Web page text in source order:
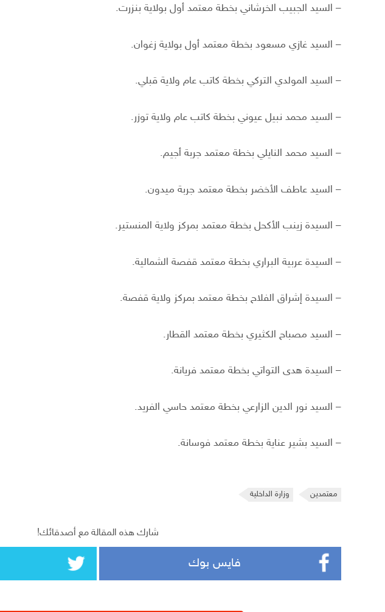
– السيد الجبيب الخرشاني بخطة معتمد أول بولاية بنزرت.
– السيد غازي مسعود بخطة معتمد أول بولاية زغوان.
– السيد المولدي التركي بخطة كاتب عام ولاية قبلي.
– السيد محمد نبيل عيوني بخطة كاتب عام ولاية توزر.
– السيد محمد النايلي بخطة معتمد جربة أجيم.
– السيد عاطف الأخضر بخطة معتمد جربة ميدون.
– السيدة زينب الأكحل بخطة معتمد بمركز ولاية المنستير.
– السيدة عربية البراري بخطة معتمد قفصة الشمالية.
– السيدة إشراق الفلاح بخطة معتمد بمركز ولاية قفصة.
– السيد مصباح الكثيري بخطة معتمد القطار.
– السيدة هدى التواتي بخطة معتمد فريانة.
– السيد نور الدين الزارعي بخطة معتمد حاسي الفريد.
– السيد بشير عناية بخطة معتمد فوسانة.
معتمدين وزارة الداخلية
شارك هذه المقالة مع أصدقائك!
فايس بوك